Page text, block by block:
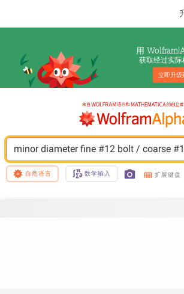
用
获取经过实
立即升级
minor diameter fine #12 bolt / coarse
自然语言 数学输入 扩展键盘